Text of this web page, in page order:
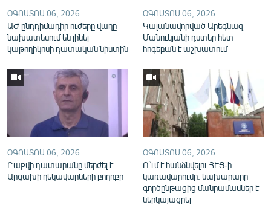
English
Русский
«Ազատության» բոլոր կայքերը
ՕԳՈՍՏՈՍ 06, 2026
ԱԺ ընդդիմադիր ուժերը վաղը
նախատեսում են լինել
կաթողիկոսի դատական նիստին
ՕԳՈՍՏՈՍ 06, 2026
Կալանավորված Արեգնազ
Մանուկյանի դստեր հետ
հոգեբան է աշխատում
ՕԳՈՍՏՈՍ 06, 2026
Բաքվի դատարանը մերժել է
Արցախի ղեկավարների բողոքը
ՕԳՈՍՏՈՍ 06, 2026
Ո՞ւմ է հանձնվելու ՀԷՑ-ի
կառավարումը. նախարարը
գործընթացից մանրամասներ է
ներկայացրել